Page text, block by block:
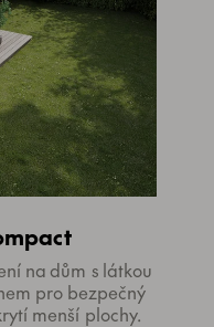
na dům s látkou
pro bezpečný
menší plochy.